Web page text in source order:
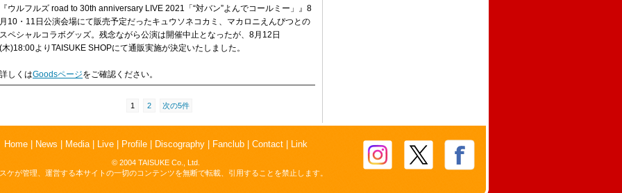
『ウルフルズ road to 30th anniversary LIVE 2021「“対バン”よんでコールミー」』8
月10・11日公演会場にて販売予定だったキュウソネコカミ、マカロニえんぴつとの
スペシャルコラボグッズ。残念ながら公演は開催中止となったが、8月12日
(木)18:00よりTAISUKE SHOPにて通販実施が決定いたしました。
詳しくはGoodsページをご確認ください。
1 2 次の5件
Home| News Media| Live| Profile| Discography| Fanclub| Contact| Link
© 2004 TAISUKE Co., Ltd.
ケが管理、運営する本サイトの一切のコンテンツを無断で転載、引用することを禁止します。